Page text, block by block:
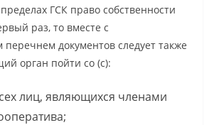
ГСК право собственности
раз, то вместе с
документов следует также
орган пойти со (с):
лиц, являющихся членами